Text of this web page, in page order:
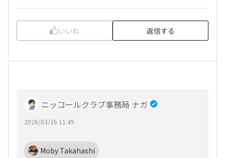
いいね 返信する
ニッコールクラブ事務局 ナガ
2026/03/26 11:49
Moby Takahashi